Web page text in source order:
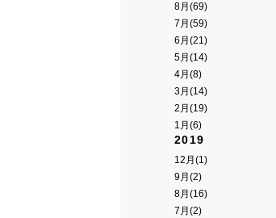
8月(69)
7月(59)
6月(21)
5月(14)
4月(8)
3月(14)
2月(19)
1月(6)
2019
12月(1)
9月(2)
8月(16)
7月(2)